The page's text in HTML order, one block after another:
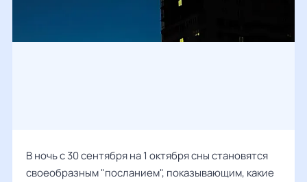
В ночь с 30 сентября на 1 октября сны становятся
своеобразным "посланием", показывающим, какие